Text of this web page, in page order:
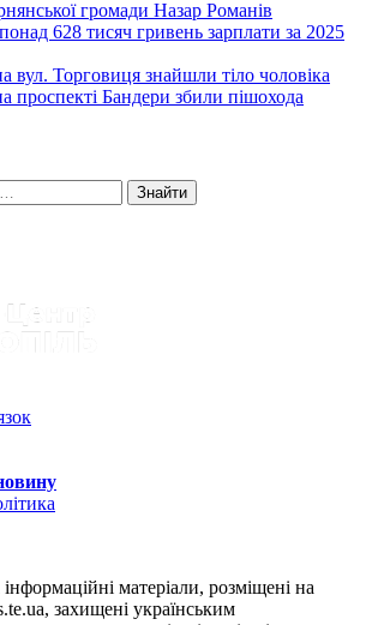
громади Назар Романів
628 тисяч гривень зарплати за 2025
вул. Торговиця знайшли тіло чоловіка
проспекті Бандери збили пішохода
Знайти
матеріали, розміщені на
захищені українським